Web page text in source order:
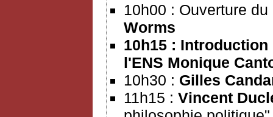
10h00 : Ouverture
Worms
10h15 :
l'ENS Monique
10h30 : Gilles
11h15 : Vincent